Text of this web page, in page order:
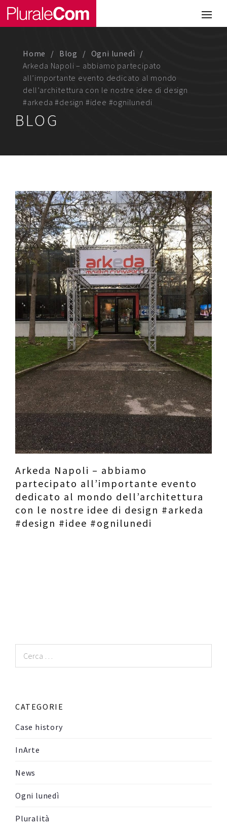
Portfolio
Comunicazione
Web
Media & Visual Design
Magazine
Contatti
Raffaele Gerardi
Home Blog
Ogni lunedì
Arkeda Napoli – abbiamo partecipato
all’importante evento dedicato al mondo
dell’architettura con le nostre idee di design
#arkeda #design #idee #ognilunedi
BLOG
Arkeda Napoli – abbiamo
partecipato all’importante evento
dedicato al mondo dell’architettura
con le nostre idee di design #arkeda
#design #idee #ognilunedi
per:
CATEGORIE
Case history
InArte
News
Ogni lunedì
Pluralità